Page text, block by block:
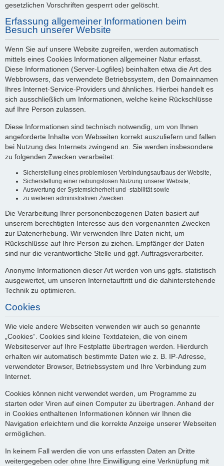
gesetzlichen Vorschriften gesperrt oder gelöscht.
Erfassung allgemeiner Informationen beim
Besuch unserer Website
Wenn Sie auf unsere Website zugreifen, werden automatisch
mittels eines Cookies Informationen allgemeiner Natur erfasst.
Diese Informationen (Server-Logfiles) beinhalten etwa die Art des
Webbrowsers, das verwendete Betriebssystem, den Domainnamen
Ihres Internet-Service-Providers und ähnliches. Hierbei handelt es
sich ausschließlich um Informationen, welche keine Rückschlüsse
auf Ihre Person zulassen.
Diese Informationen sind technisch notwendig, um von Ihnen
angeforderte Inhalte von Webseiten korrekt auszuliefern und fallen
bei Nutzung des Internets zwingend an. Sie werden insbesondere
zu folgenden Zwecken verarbeitet:
Sicherstellung eines problemlosen Verbindungsaufbaus der Website,
Sicherstellung einer reibungslosen Nutzung unserer Website,
Auswertung der Systemsicherheit und -stabilität sowie
zu weiteren administrativen Zwecken.
Die Verarbeitung Ihrer personenbezogenen Daten basiert auf
unserem berechtigten Interesse aus den vorgenannten Zwecken
zur Datenerhebung. Wir verwenden Ihre Daten nicht, um
Rückschlüsse auf Ihre Person zu ziehen. Empfänger der Daten
sind nur die verantwortliche Stelle und ggf. Auftragsverarbeiter.
Anonyme Informationen dieser Art werden von uns ggfs. statistisch
ausgewertet, um unseren Internetauftritt und die dahinterstehende
Technik zu optimieren.
Cookies
Wie viele andere Webseiten verwenden wir auch so genannte
„Cookies“. Cookies sind kleine Textdateien, die von einem
Websiteserver auf Ihre Festplatte übertragen werden. Hierdurch
erhalten wir automatisch bestimmte Daten wie z. B. IP-Adresse,
verwendeter Browser, Betriebssystem und Ihre Verbindung zum
Internet.
Cookies können nicht verwendet werden, um Programme zu
starten oder Viren auf einen Computer zu übertragen. Anhand der
in Cookies enthaltenen Informationen können wir Ihnen die
Navigation erleichtern und die korrekte Anzeige unserer Webseiten
ermöglichen.
In keinem Fall werden die von uns erfassten Daten an Dritte
weitergegeben oder ohne Ihre Einwilligung eine Verknüpfung mit